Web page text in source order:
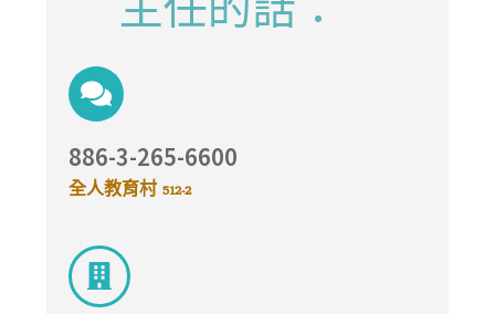
886-3-265-6600
全人教育村 512-2